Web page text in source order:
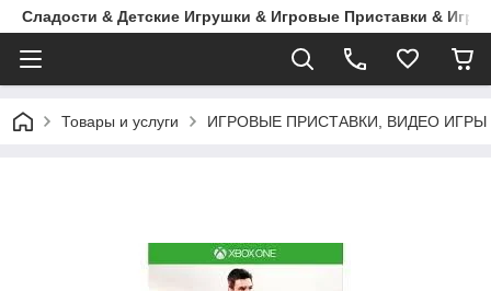
Сладости & Детские Игрушки & Игровые Приставки & Игры
Товары и услуги ИГРОВЫЕ ПРИСТАВКИ, ВИДЕО